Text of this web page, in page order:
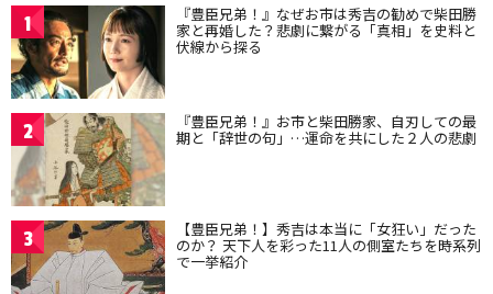
1 『豊臣兄弟！』なぜお市は秀吉の勧めで柴田勝
家と再婚した？悲劇に繋がる「真相」を史料と
伏線から探る
2 『豊臣兄弟！』お市と柴田勝家、自刃しての最
期と「辞世の句」…運命を共にした２人の悲劇
3 【豊臣兄弟！】秀吉は本当に「女狂い」だった
のか？ 天下人を彩った11人の側室たちを時系列
で一挙紹介